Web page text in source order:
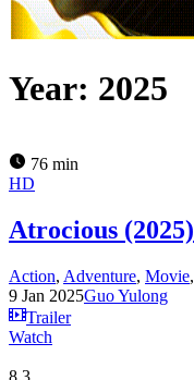
Year: 2025
76 min
HD
Atrocious (2025)
Action, Adventure, Movie,
9 Jan 2025Guo Yulong
Trailer
Watch
8.3